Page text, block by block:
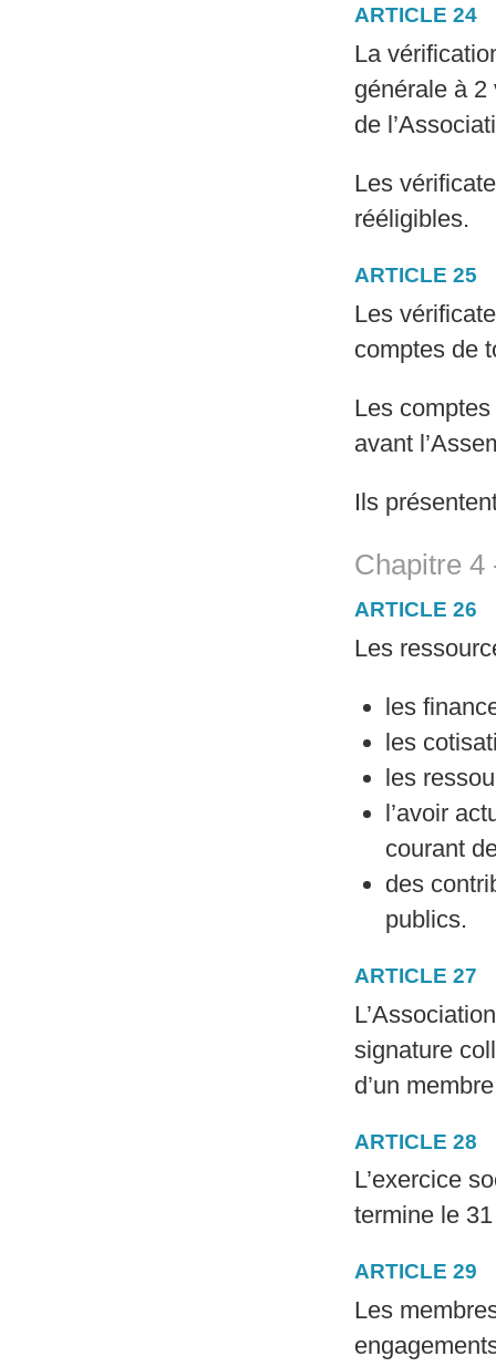
ARTICLE 24
La
générale à
de
Les
rééligibles.
ARTICLE 25
Les
comptes de
Les
avant
Ils
Chapitre
ARTICLE 26
Les
les
les
les
l’avoir
courant
des
publics.
ARTICLE 27
signature
d’un
ARTICLE 28
L’exercice
termine le
ARTICLE 29
Les